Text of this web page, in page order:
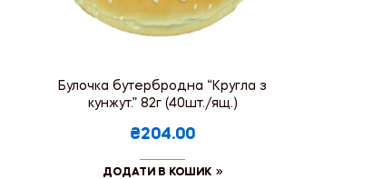
Булочка бутербродна “Кругла з
кунжут.” 82г (40шт./ящ.)
₴204.00
ДОДАТИ В КОШИК